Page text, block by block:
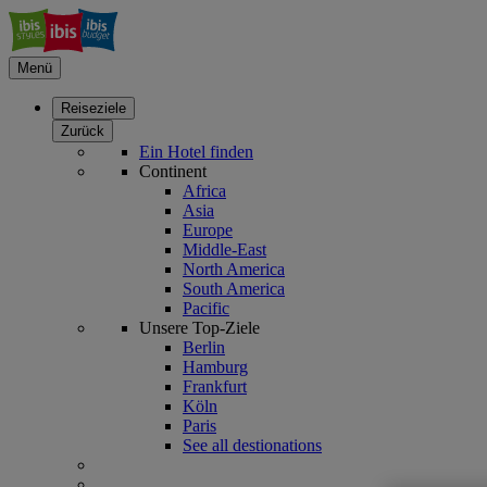
Menü
Reiseziele
Zurück
Ein Hotel finden
Continent
Africa
Asia
Europe
Middle-East
North America
South America
Pacific
Unsere Top-Ziele
Berlin
Hamburg
Frankfurt
Köln
Paris
See all destionations